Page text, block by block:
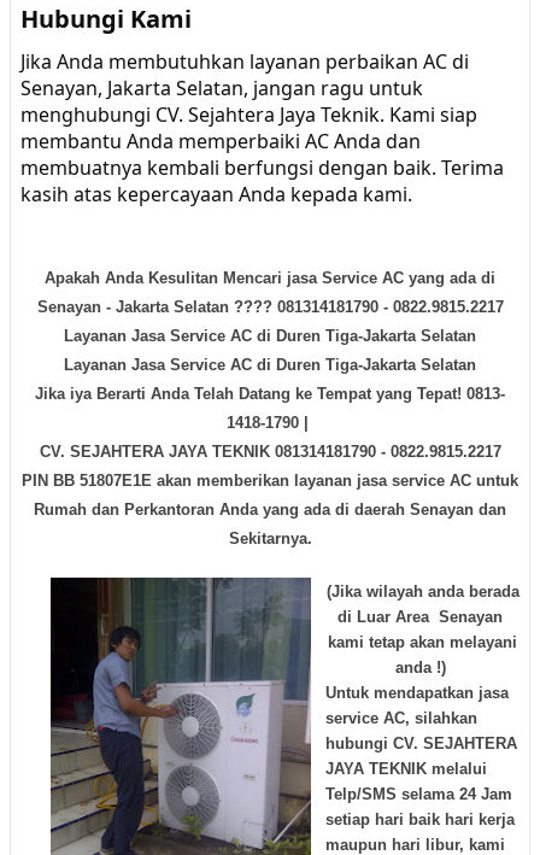
Hubungi Kami
Jika Anda membutuhkan layanan perbaikan AC di
Senayan, Jakarta Selatan, jangan ragu untuk
menghubungi CV. Sejahtera Jaya Teknik. Kami siap
membantu Anda memperbaiki AC Anda dan
membuatnya kembali berfungsi dengan baik. Terima
kasih atas kepercayaan Anda kepada kami.
Apakah Anda Kesulitan Mencari jasa Service AC yang ada di
Senayan - Jakarta Selatan ???? 081314181790 - 0822.9815.2217
Layanan Jasa Service AC di Duren Tiga-Jakarta Selatan
Layanan Jasa Service AC di Duren Tiga-Jakarta Selatan
Jika iya Berarti Anda Telah Datang ke Tempat yang Tepat! 0813-
1418-1790 |
CV. SEJAHTERA JAYA TEKNIK 081314181790 - 0822.9815.2217
PIN BB 51807E1E akan memberikan layanan jasa service AC untuk
Rumah dan Perkantoran Anda yang ada di daerah Senayan dan
Sekitarnya.
(Jika wilayah anda berada
di Luar Area Senayan
kami tetap akan melayani
anda !)
Untuk mendapatkan jasa
service AC, silahkan
hubungi CV. SEJAHTERA
JAYA TEKNIK melalui
Telp/SMS selama 24 Jam
setiap hari baik hari kerja
maupun hari libur, kami